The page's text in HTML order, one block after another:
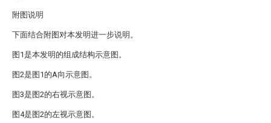
附图说明
下面结合附图对本发明进一步说明。
图1是本发明的组成结构示意图。
图2是图1的A向示意图。
图3是图2的右视示意图。
图4是图2的左视示意图。